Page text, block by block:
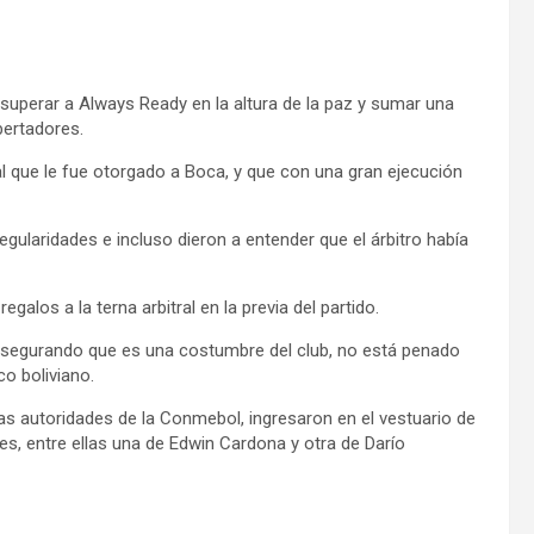
a Always Ready en la altura de la paz y sumar una
le fue otorgado a Boca, y que con una gran ejecución
e incluso dieron a entender que el árbitro había
a la terna arbitral en la previa del partido.
que es una costumbre del club, no está penado
boliviano.
autoridades de la Conmebol, ingresaron en el vestuario de
entre ellas una de Edwin Cardona y otra de Darío